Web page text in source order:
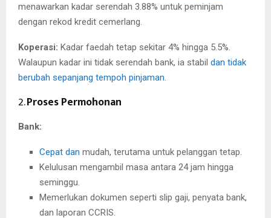
menawarkan kadar serendah 3.88% untuk peminjam
dengan rekod kredit cemerlang.
Koperasi: Kadar faedah tetap sekitar 4% hingga 5.5%.
Walaupun kadar ini tidak serendah bank, ia stabil dan tidak
berubah sepanjang tempoh pinjaman
2.Proses Permohonan
Bank:
Cepat dan mudah, terutama untuk pelanggan tetap.
Kelulusan mengambil masa antara 24 jam hingga
seminggu.
Memerlukan dokumen seperti slip gaji, penyata bank,
dan laporan CCRIS.